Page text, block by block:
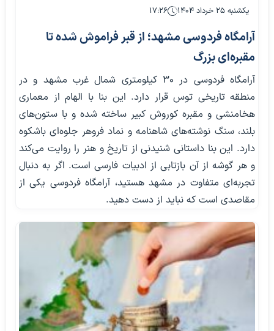
یکشنبه ۲۵ خرداد ۱۴۰۴ ۱۷:۲۶
آرامگاه فردوسی مشهد؛ از قبر فراموش شده تا
مقبره‌ای بزرگ
آرامگاه فردوسی در ۳۰ کیلومتری شمال غرب مشهد و در
منطقه تاریخی توس قرار دارد. این بنا با الهام از معماری
هخامنشی و مقبره کوروش کبیر ساخته شده و با ستون‌های
بلند، سنگ نوشته‌های شاهنامه و نماد فروهر جلوه‌ای باشکوه
دارد. این بنا داستانی شنیدنی از تاریخ و هنر را روایت می‌کند
و هر گوشه از آن بازتابی از ادبیات فارسی است. اگر به دنبال
تجربه‌ای متفاوت در مشهد هستید، آرامگاه فردوسی یکی از
مقاصدی است که نباید از دست دهید.